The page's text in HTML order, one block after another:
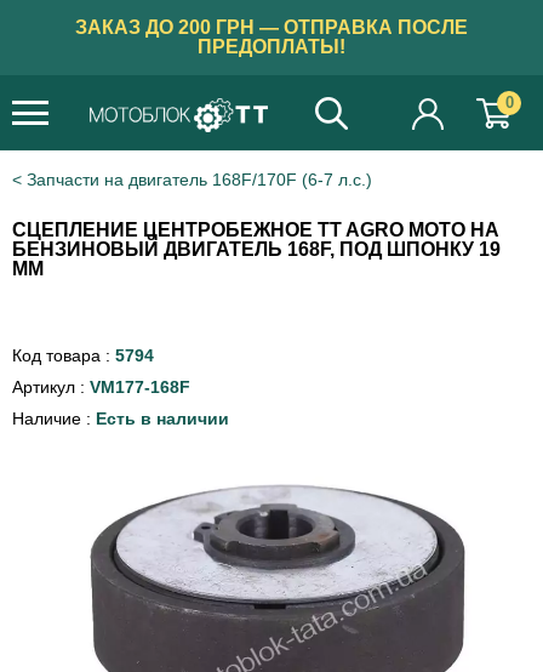
ЗАКАЗ ДО 200 ГРН — ОТПРАВКА ПОСЛЕ
ПРЕДОПЛАТЫ!
0
Запчасти на двигатель 168F/170F (6-7 л.с.)
СЦЕПЛЕНИЕ ЦЕНТРОБЕЖНОЕ TT AGRO MOTO НА
БЕНЗИНОВЫЙ ДВИГАТЕЛЬ 168F, ПОД ШПОНКУ 19
ММ
Код товара : 5794
Артикул : VM177-168F
Наличие : Есть в наличии